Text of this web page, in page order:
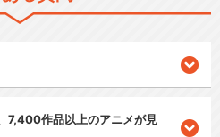
7,400作品以上のアニメが見